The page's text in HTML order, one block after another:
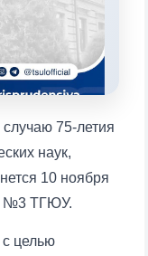
75-летия
наук,
10 ноября
№3 ТГЮУ.
с целью
5. Стоимость обучения (2)
центр (4)